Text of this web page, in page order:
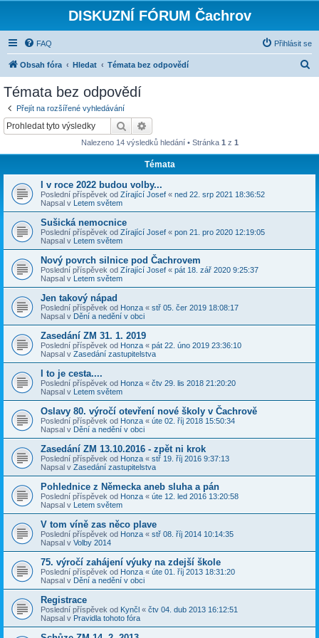
DISKUZNÍ FÓRUM Čachrov
FAQ Přihlásit se
Obsah fóra Hledat Témata bez odpovědí
Témata bez odpovědí
Přejít na rozšířené vyhledávání
Hledat
Nalezeno 14 výsledků hledání • Stránka 1 z 1
Témata
I v roce 2022 budou volby...
Poslední příspěvek od Zírající Josef « ned 22. srp 2021 18:36:52
Napsal v Letem světem
Sušická nemocnice
Poslední příspěvek od Zírající Josef « pon 21. pro 2020 12:19:05
Napsal v Letem světem
Nový povrch silnice pod Čachrovem
Poslední příspěvek od Zírající Josef « pát 18. zář 2020 9:25:37
Napsal v Letem světem
Jen takový nápad
Poslední příspěvek od Honza « stř 05. čer 2019 18:08:17
Napsal v Dění a nedění v obci
Zasedání ZM 31. 1. 2019
Poslední příspěvek od Honza « pát 22. úno 2019 23:36:10
Napsal v Zasedání zastupitelstva
I to je cesta....
Poslední příspěvek od Honza « čtv 29. lis 2018 21:20:20
Napsal v Letem světem
Oslavy 80. výročí otevření nové školy v Čachrově
Poslední příspěvek od Honza « úte 02. říj 2018 15:50:34
Napsal v Dění a nedění v obci
Zasedání ZM 13.10.2016 - zpět ni krok
Poslední příspěvek od Honza « stř 19. říj 2016 9:37:13
Napsal v Zasedání zastupitelstva
Pohlednice z Německa aneb sluha a pán
Poslední příspěvek od Honza « úte 12. led 2016 13:20:58
Napsal v Letem světem
V tom víně zas něco plave
Poslední příspěvek od Honza « stř 08. říj 2014 10:14:35
Napsal v Volby 2014
75. výročí zahájení výuky na zdejší škole
Poslední příspěvek od Honza « úte 01. říj 2013 18:31:20
Napsal v Dění a nedění v obci
Registrace
Poslední příspěvek od Kynčl « čtv 04. dub 2013 16:12:51
Napsal v Pravidla tohoto fóra